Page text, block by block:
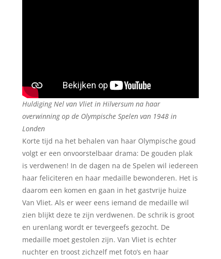
Huldiging Nel van Vliet in Hilversum na haar
overwinning op de Olympische Spelen van 1948 in
Londen
Korte tijd na het behalen van haar Olympische goud
volgt er een onvoorstelbaar drama: De gouden plak
is verdwenen! In de dagen na de Spelen wil iedereen
haar feliciteren en haar medaille bewonderen. Het is
daarom een komen en gaan in het gastvrije huize
Van Vliet. Als er weer eens iemand de medaille wil
zien blijkt deze te zijn verdwenen. De schrik is groot
en urenlang wordt er tevergeefs gezocht. De
medaille moet gestolen zijn. Van Vliet is echter
nuchter en troost zichzelf met foto’s en haar